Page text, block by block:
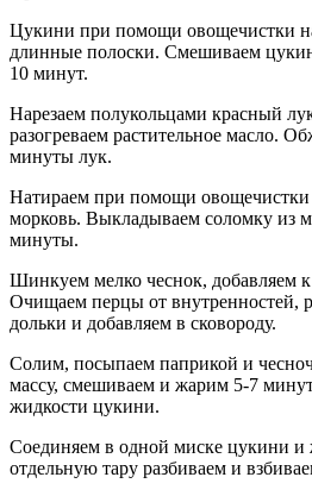
Цукини при помощи овощечистки
длинные полоски. Смешиваем
10 минут.
Нарезаем полукольцами красный
разогреваем растительное масло.
минуты лук.
Натираем при помощи
морковь. Выкладываем соломку из
минуты.
Шинкуем мелко чеснок, добавляем
Очищаем перцы от внутренностей,
дольки и добавляем в сковороду.
Солим, посыпаем паприкой и
массу, смешиваем и жарим 5-7
жидкости цукини.
Соединяем в одной миске цукини
отдельную тару разбиваем и